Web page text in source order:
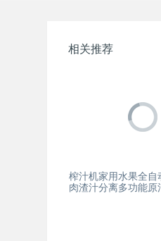
相关推荐
榨汁机家用水果全自
肉渣汁分离多功能